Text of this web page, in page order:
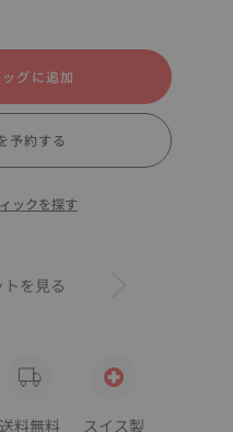
グに追加
予約する
ックを探す
を見る
送料無料 スイス製